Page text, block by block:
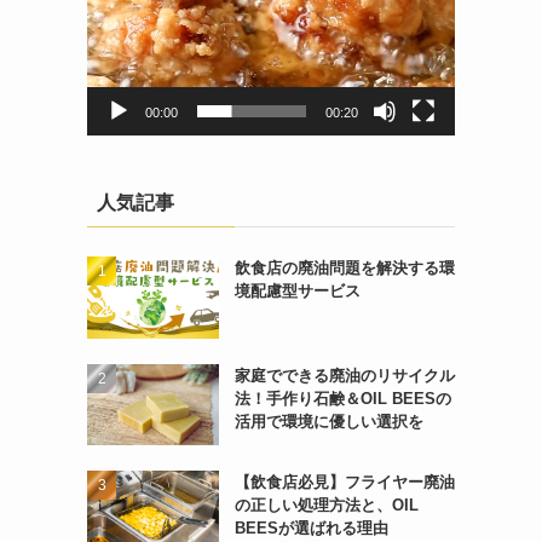
00:00 00:20
人気記事
飲食店の廃油問題を解決する環
境配慮型サービス
家庭でできる廃油のリサイクル
法！手作り石鹸＆OIL BEESの
活用で環境に優しい選択を
【飲食店必見】フライヤー廃油
の正しい処理方法と、OIL
BEESが選ばれる理由